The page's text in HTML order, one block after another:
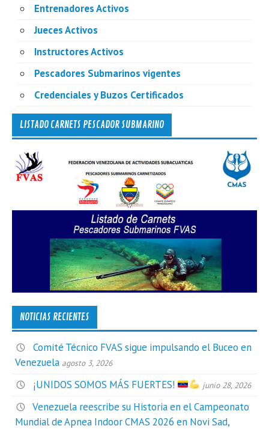
Entrenadores Activos
Jueces Activos
Instructores Activos
Pescadores Submarinos vigentes
Credenciales y Buzos Certificados
LISTADO CARNETS PESCADOR SUBMARINO
NOTICIAS RECIENTES
Comité Técnico FVAS sigue impulsando el Buceo en
Venezuela agosto 3, 2026
¡UNIDOS SOMOS MÁS FUERTES! junio 28, 2026
Venezuela reescribe su Historia en el Campeonato
Mundial de Apnea Indoor CMAS 2026 en Novi Sad,